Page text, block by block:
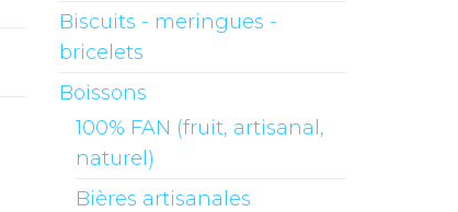
Biscuits - meringues -
bricelets
Boissons
100% FAN (fruit, artisanal,
naturel)
Bières artisanales